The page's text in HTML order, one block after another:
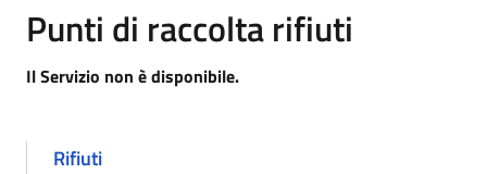
Punti di raccolta rifiuti
Il Servizio non è disponibile.
Rifiuti